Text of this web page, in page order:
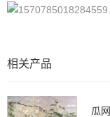
相关产品
瓜网